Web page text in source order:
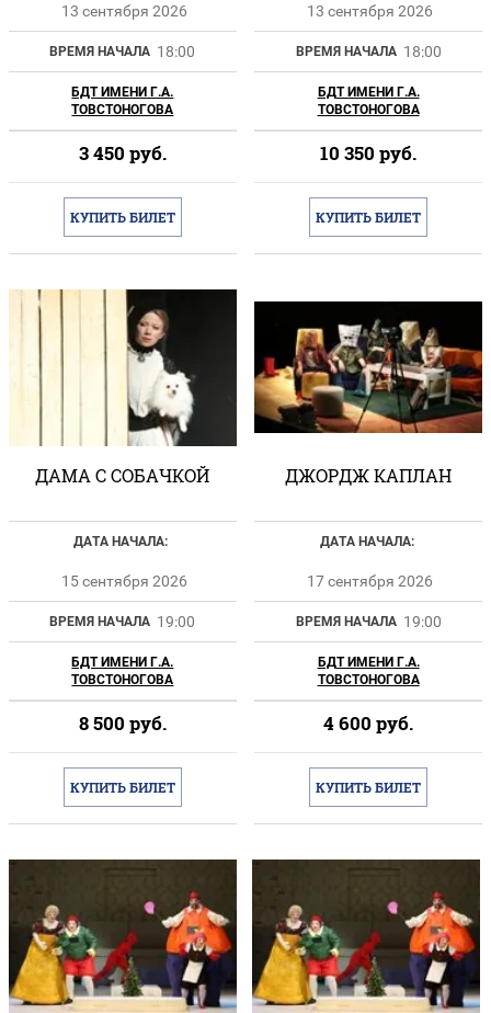
13 сентября 2026
ВРЕМЯ НАЧАЛА 18:00
БДТ ИМЕНИ Г.А.
ТОВСТОНОГОВА
3 450 руб.
КУПИТЬ БИЛЕТ
13 сентября 2026
ВРЕМЯ НАЧАЛА 18:00
БДТ ИМЕНИ Г.А.
ТОВСТОНОГОВА
10 350 руб.
КУПИТЬ БИЛЕТ
ДАМА С СОБАЧКОЙ
ДАТА НАЧАЛА:
15 сентября 2026
ВРЕМЯ НАЧАЛА 19:00
БДТ ИМЕНИ Г.А.
ТОВСТОНОГОВА
8 500 руб.
КУПИТЬ БИЛЕТ
ДЖОРДЖ КАПЛАН
ДАТА НАЧАЛА:
17 сентября 2026
ВРЕМЯ НАЧАЛА 19:00
БДТ ИМЕНИ Г.А.
ТОВСТОНОГОВА
4 600 руб.
КУПИТЬ БИЛЕТ